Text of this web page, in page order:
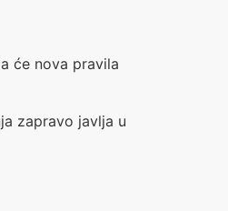
će nova pravila
zapravo javlja u